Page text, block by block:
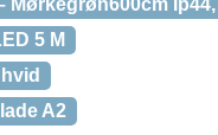
Ip44,
5 M
A2